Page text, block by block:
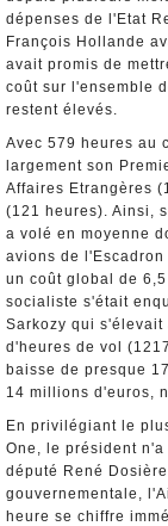
dépenses de l'Etat
François Hollande
avait promis de
coût sur l'ensemble
restent élevés.
Avec 579 heures au
largement son
Affaires Etrangères
(121 heures). Ainsi,
a volé en moyenne
avions de
un coût global de
socialiste s'était
Sarkozy qui
d'heures de vol
baisse de presque
14 millions d'euros,
En privilégiant le
One, le président
député René
gouvernementale,
heure se chiffre